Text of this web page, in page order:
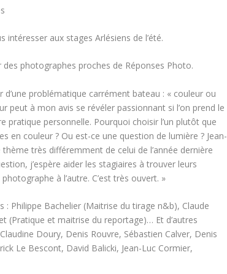
intéresser aux stages Arlésiens de l’été.
photographes proches de Réponses Photo.
problématique carrément bateau : « couleur ou
peut à mon avis se révéler passionnant si l’on prend le
personnelle. Pourquoi choisir l’un plutôt que
en couleur ? Ou est-ce une question de lumière ? Jean-
très différemment de celui de l’année dernière
j’espère aider les stagiaires à trouver leurs
à l’autre. C’est très ouvert. »
Philippe Bachelier (Maitrise du tirage n&b), Claude
(Pratique et maitrise du reportage)… Et d’autres
Doury, Denis Rouvre, Sébastien Calver, Denis
Le Bescont, David Balicki, Jean-Luc Cormier,